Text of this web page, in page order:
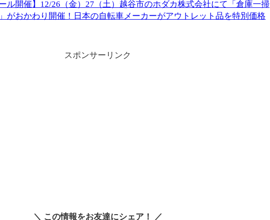
ール開催】12/26（金）27（土）越谷市のホダカ株式会社にて「倉庫一掃
がおかわり開催！日本の自転車メーカーがアウトレット品を特別価格
スポンサーリンク
＼ この情報をお友達にシェア！ ／